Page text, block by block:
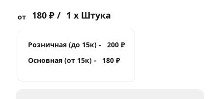
от 180 ₽ / 1 x Штука
Розничная (до 15к) -
200 ₽
Основная (от 15к) -
180 ₽